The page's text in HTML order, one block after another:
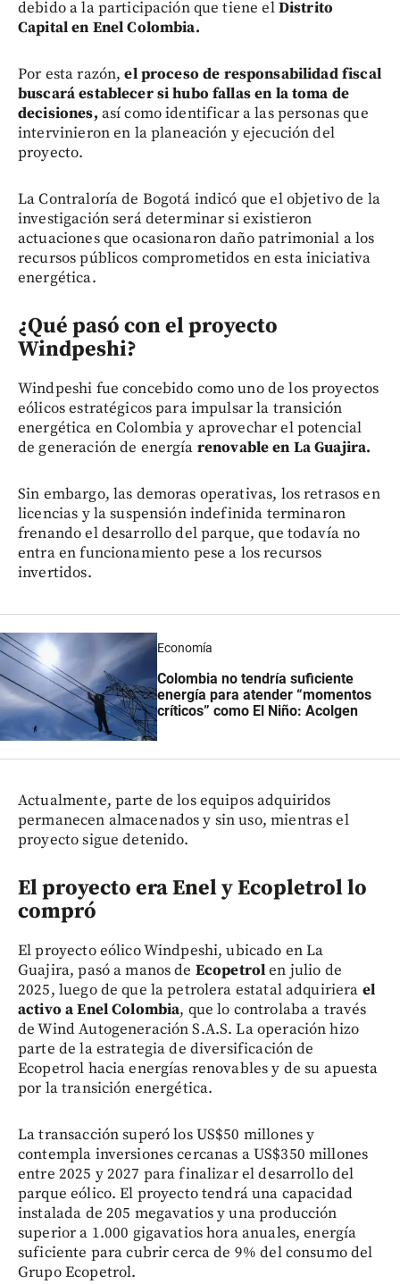
debido a la participación que tiene elDistrito
Capital en Enel Colombia.
Por esta razón,el proceso de responsabilidad fiscal
buscará establecer si hubo fallas en la toma de
decisiones, así como identificar a las personas que
intervinieron en la planeación y ejecución del
proyecto.
La Contraloría de Bogotá indicó que el objetivo de la
investigación será determinar si existieron
actuaciones que ocasionaron daño patrimonial a los
recursos públicos comprometidos en esta iniciativa
energética.
¿Qué pasó con el proyecto
Windpeshi?
Windpeshi fue concebido como uno de los proyectos
eólicos estratégicos para impulsar la transición
energética en Colombia y aprovechar el potencial
de generación de energía renovable en La Guajira.
Sin embargo, las demoras operativas, los retrasos en
licencias y la suspensión indefinida terminaron
frenando el desarrollo del parque, que todavía no
entra en funcionamiento pese a los recursos
invertidos.
Economía
Colombia no tendría suficiente
energía para atender “momentos
críticos” como El Niño: Acolgen
Actualmente, parte de los equipos adquiridos
permanecen almacenados y sin uso, mientras el
proyecto sigue detenido.
El proyecto era Enel y Ecopletrol lo
compró
El proyecto eólico Windpeshi, ubicado en La
Guajira, pasó a manos de Ecopetrolen julio de
2025, luego de que la petrolera estatal adquiriera el
activo a Enel Colombia, que lo controlaba a través
de Wind Autogeneración S.A.S. La operación hizo
parte de la estrategia de diversificación de
Ecopetrol hacia energías renovables y de su apuesta
por la transición energética.
La transacción superó los US$50 millones y
contempla inversiones cercanas a US$350 millones
entre 2025 y 2027 para finalizar el desarrollo del
parque eólico. El proyecto tendrá una capacidad
instalada de 205 megavatios y una producción
superior a 1.000 gigavatios hora anuales, energía
suficiente para cubrir cerca de 9% del consumo del
Grupo Ecopetrol.